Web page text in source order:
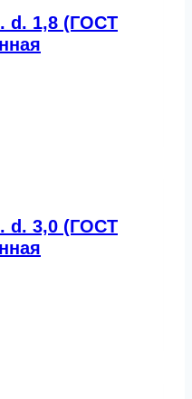
d. 1,8 (ГОСТ
d. 3,0 (ГОСТ